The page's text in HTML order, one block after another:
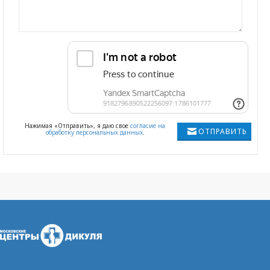
ОТПРАВИТЬ
Нажимая «Отправить», я даю свое согласие на
обработку персональных данных.